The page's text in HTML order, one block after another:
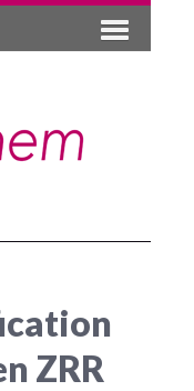
ZRR